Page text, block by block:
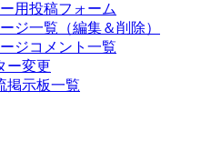
用投稿フォーム
ジ一覧（編集＆削除）
ジコメント一覧
ー変更
掲示板一覧